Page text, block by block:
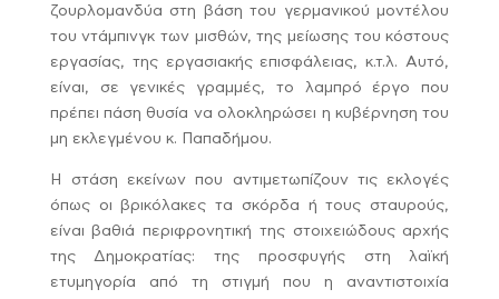
ζουρλομανδύα στη βάση του γερμανικού μοντέλου
του ντάμπινγκ των μισθών, της μείωσης του κόστους
εργασίας, της εργασιακής επισφάλειας, κ.τ.λ. Αυτό,
είναι, σε γενικές γραμμές, το λαμπρό έργο που
πρέπει πάση θυσία να ολοκληρώσει η κυβέρνηση του
μη εκλεγμένου κ. Παπαδήμου.
Η στάση εκείνων που αντιμετωπίζουν τις εκλογές
όπως οι βρικόλακες τα σκόρδα ή τους σταυρούς,
είναι βαθιά περιφρονητική της στοιχειώδους αρχής
της Δημοκρατίας: της προσφυγής στη λαϊκή
ετυμηγορία από τη στιγμή που η αναντιστοιχία